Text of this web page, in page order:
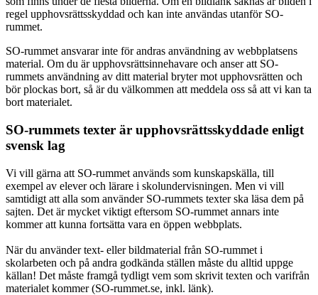
regel upphovsrättsskyddad och kan inte användas utanför SO-
rummet.
SO-rummet ansvarar inte för andras användning av webbplatsens
material. Om du är upphovsrättsinnehavare och anser att SO-
rummets användning av ditt material bryter mot upphovsrätten och
bör plockas bort, så är du välkommen att meddela oss så att vi kan ta
bort materialet.
SO-rummets texter är upphovsrättsskyddade enligt
svensk lag
Vi vill gärna att SO-rummet används som kunskapskälla, till
exempel av elever och lärare i skolundervisningen. Men vi vill
samtidigt att alla som använder SO-rummets texter ska läsa dem på
sajten. Det är mycket viktigt eftersom SO-rummet annars inte
kommer att kunna fortsätta vara en öppen webbplats.
När du använder text- eller bildmaterial från SO-rummet i
skolarbeten och på andra godkända ställen måste du alltid uppge
källan! Det måste framgå tydligt vem som skrivit texten och varifrån
materialet kommer (SO-rummet.se, inkl. länk).